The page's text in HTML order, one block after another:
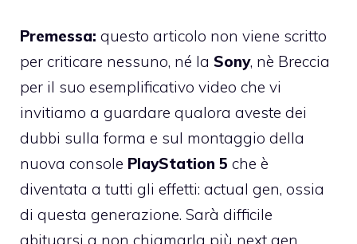
Premessa: questo articolo non viene scritto
per criticare nessuno, né la Sony, nè Breccia
per il suo esemplificativo video che vi
invitiamo a guardare qualora aveste dei
dubbi sulla forma e sul montaggio della
nuova console PlayStation 5 che è
diventata a tutti gli effetti: actual gen, ossia
di questa generazione. Sarà difficile
abituarsi a non chiamarla più next gen,